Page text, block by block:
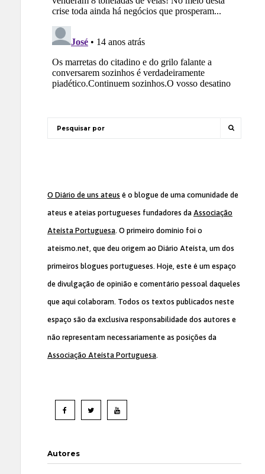
O Diário de uns ateus é o blogue de uma comunidade de
ateus e ateias portugueses fundadores da Associação
Ateísta Portuguesa. O primeiro domínio foi o
ateismo.net, que deu origem ao Diário Ateísta, um dos
primeiros blogues portugueses. Hoje, este é um espaço
de divulgação de opinião e comentário pessoal daqueles
que aqui colaboram. Todos os textos publicados neste
espaço são da exclusiva responsabilidade dos autores e
não representam necessariamente as posições da
Associação Ateísta Portuguesa.
Autores